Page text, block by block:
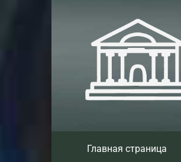
Главная страница